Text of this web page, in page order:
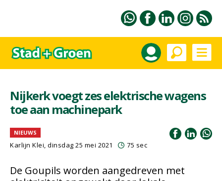
Nijkerk voegt zes elektrische wagens
toe aan machinepark
NIEUWS
Karlijn Klei, dinsdag 25 mei 2021 75 sec
De Goupils worden aangedreven met